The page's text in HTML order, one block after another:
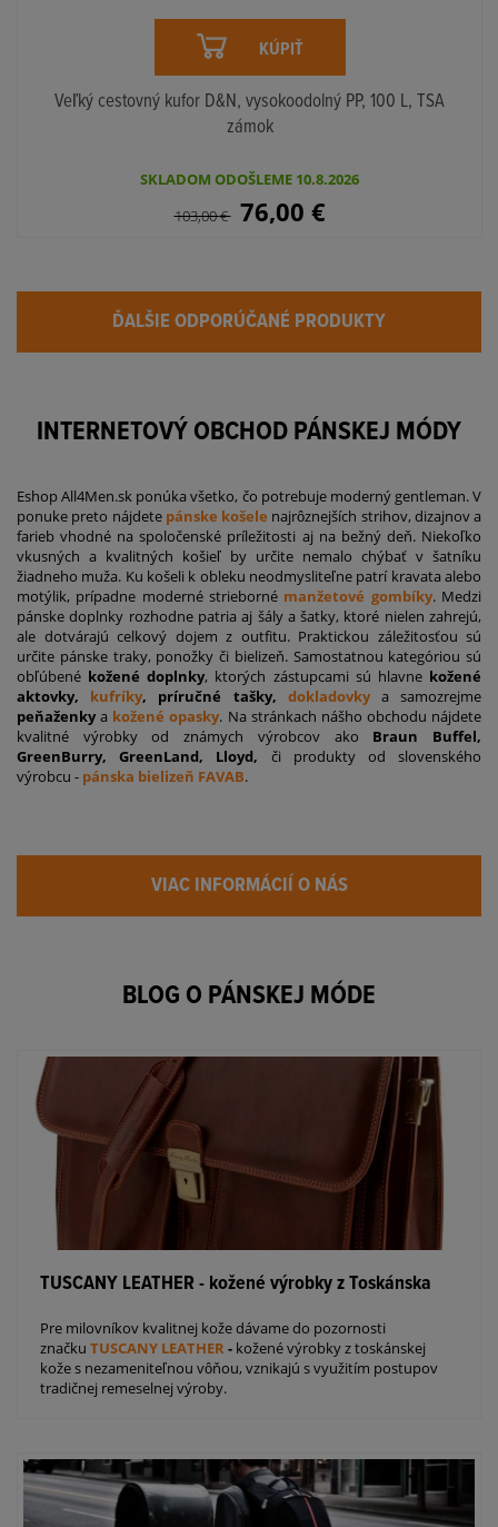
KÚPIŤ
Veľký cestovný kufor D&N, vysokoodolný PP, 100 L, TSA
zámok
SKLADOM ODOŠLEME 10.8.2026
103,00€ 76,00 €
ĎALŠIE ODPORÚČANÉ PRODUKTY
INTERNETOVÝ OBCHOD PÁNSKEJ MÓDY
Eshop All4Men.sk ponúka všetko, čo potrebuje moderný gentleman. V
ponuke preto nájdete pánske košele najrôznejších strihov, dizajnov a
farieb vhodné na spoločenské príležitosti aj na bežný deň. Niekoľko
vkusných a kvalitných košieľ by určite nemalo chýbať v šatníku
žiadneho muža. Ku košeli k obleku neodmysliteľne patrí kravata alebo
motýlik, prípadne moderné strieborné manžetové gombíky. Medzi
pánske doplnky rozhodne patria aj šály a šatky, ktoré nielen zahrejú,
ale dotvárajú celkový dojem z outfitu. Praktickou záležitosťou sú
určite pánske traky, ponožky či bielizeň. Samostatnou kategóriou sú
obľúbené kožené doplnky, ktorých zástupcami sú hlavne kožené
aktovky, kufríky, príručné tašky, dokladovkya samozrejme
peňaženkya kožené opasky. Na stránkach nášho obchodu nájdete
kvalitné výrobky od známych výrobcov ako Braun Buffel,
GreenBurry, GreenLand, Lloyd, či produkty od slovenského
výrobcu - pánska bielizeň FAVAB.
VIAC INFORMÁCIÍ O NÁS
BLOG O PÁNSKEJ MÓDE
TUSCANY LEATHER - kožené výrobky z Toskánska
Pre milovníkov kvalitnej kože dávame do pozornosti
značku TUSCANY LEATHER- kožené výrobky z toskánskej
kože s nezameniteľnou vôňou, vznikajú s využitím postupov
tradičnej remeselnej výroby.